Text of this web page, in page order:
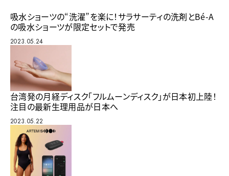
吸水ショーツの“洗濯”を楽に！サラサーティの洗剤とBé-A
の吸水ショーツが限定セットで発売
2023.05.24
台湾発の月経ディスク「フルムーンディスク」が日本初上陸！
注目の最新生理用品が日本へ
2023.05.22